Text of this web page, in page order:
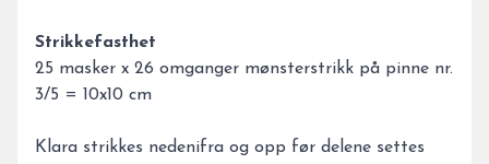
Strikkefasthet
25 masker x 26 omganger mønsterstrikk på pinne nr.
3/5 = 10x10 cm
Klara strikkes nedenifra og opp før delene settes